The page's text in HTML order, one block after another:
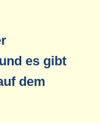
es gibt
dem